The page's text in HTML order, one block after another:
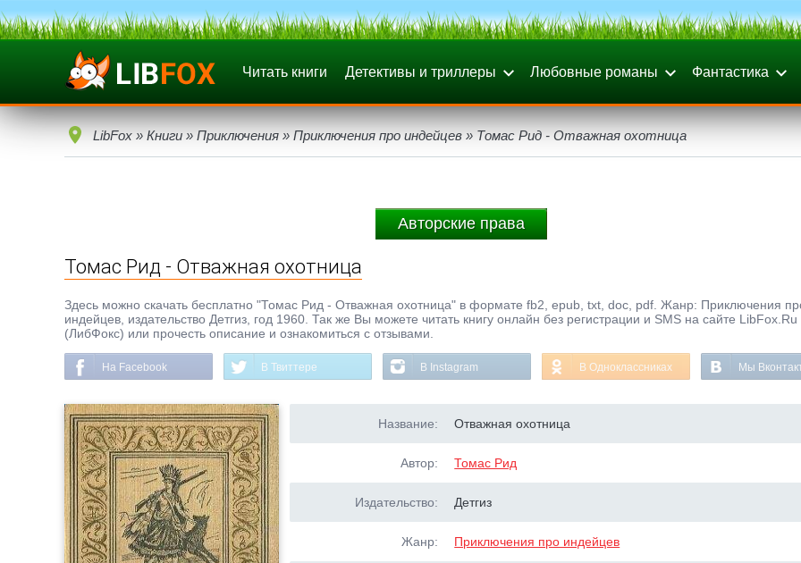
Читать книги Детективы и триллеры Любовные романы Фантастика
LibFox » Книги » Приключения » Приключения про индейцев » Томас Рид - Отважная охотница
Авторские права
Томас Рид - Отважная охотница
Здесь можно скачать бесплатно "Томас Рид - Отважная охотница" в формате fb2, epub, txt, doc, pdf. Жанр: Приключения
индейцев, издательство Детгиз, год 1960. Так же Вы можете читать книгу онлайн без регистрации и SMS на сайте LibFox.Ru
(ЛибФокс) или прочесть описание и ознакомиться с отзывами.
На Facebook В Твиттере В Instagram В Одноклассниках Мы
Название: Отважная охотница
Автор: Томас Рид
Издательство: Детгиз
Жанр: Приключения про индейцев